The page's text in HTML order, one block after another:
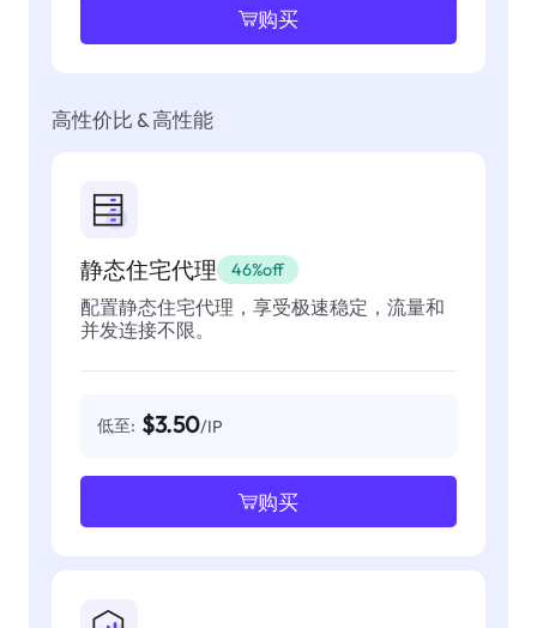
购买
高性价比 & 高性能
静态住宅代理 46%off
配置静态住宅代理，享受极速稳定，流量和
并发连接不限。
低至: $3.50/IP
购买